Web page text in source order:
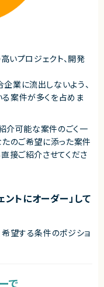
いプロジェクト、開発
業に流出しないよう、
案件が多くを占めま
介可能な案件のごく一
たのご希望に添った案件
接ご紹介させてくださ
トにオーダー」して
望する条件のポジショ
で